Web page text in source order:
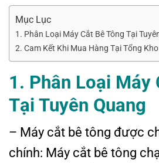
Mục Lục
1. Phân Loại Máy Cắt Bê Tông Tại
2. Cam Kết Khi Mua Hàng Tại Tổng
1. Phân Loại Máy
Tại Tuyên Quang
– Máy cắt bê tông được
chính: Máy cắt bê tông